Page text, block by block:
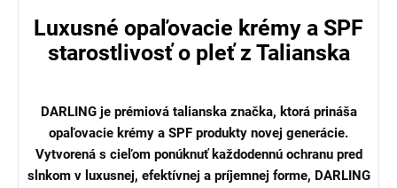
Luxusné opaľovacie krémy a SPF
starostlivosť o pleť z Talianska
DARLING je prémiová talianska značka, ktorá prináša
opaľovacie krémy a SPF produkty novej generácie.
Vytvorená s cieľom ponúknuť každodennú ochranu pred
slnkom v luxusnej, efektívnej a príjemnej forme, DARLING